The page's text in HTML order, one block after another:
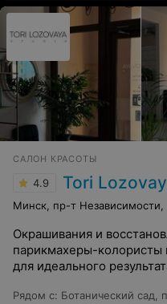
САЛОН КРАСОТЫ
4.9 Tori
Минск, пр-т Независимости,
Окрашивания и
парикмахеры-колористы
для идеального
Рядом с: Ботанический сад